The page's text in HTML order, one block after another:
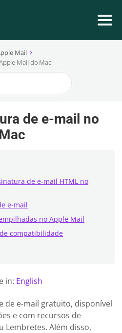
Mail
Mail do Mac
de e-mail no
de e-mail HTML no
e-mail
no Apple Mail
compatibilidade
in: English
de e-mail gratuito, disponível
e com recursos de
Lembretes. Além disso,